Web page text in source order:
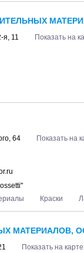
я, 11
Показать на
64
Показать на
Краски
МАТЕРИАЛОВ,
Показать на карте